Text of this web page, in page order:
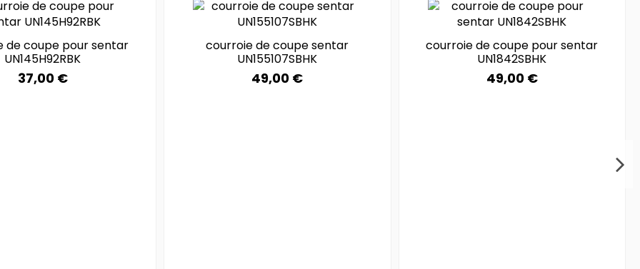
de coupe pour sentar
UN145H92RBK
37,00 €
courroie de coupe sentar
UN155107SBHK
49,00 €
courroie de coupe pour sentar
UN1842SBHK
49,00 €